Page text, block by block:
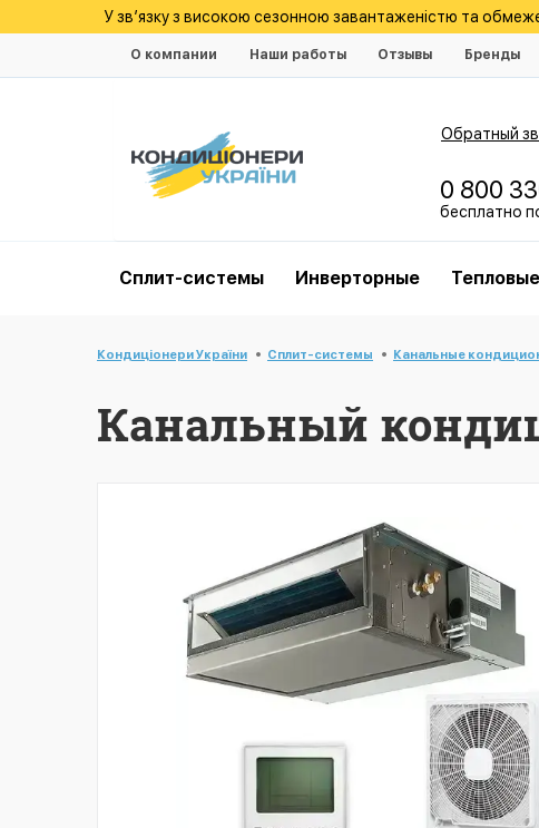
У зв’язку з високою сезонною завантаженістю та
О компании Наши работы Отзывы Бренды
Обратный
0 800
бесплатно
Cплит-системы Инверторные
Кондиціонери України Cплит-системы Канальные
Канальный